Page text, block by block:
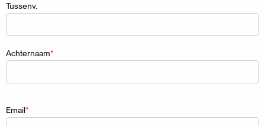
Tussenv.
Achternaam
Email